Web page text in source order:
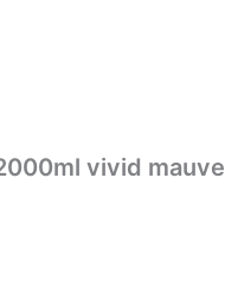
vivid mauve